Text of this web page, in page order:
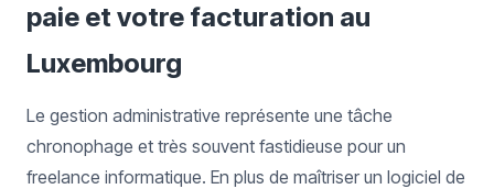
paie et votre facturation au
Luxembourg
Le gestion administrative représente une tâche
chronophage et très souvent fastidieuse pour un
freelance informatique. En plus de maîtriser un logiciel de